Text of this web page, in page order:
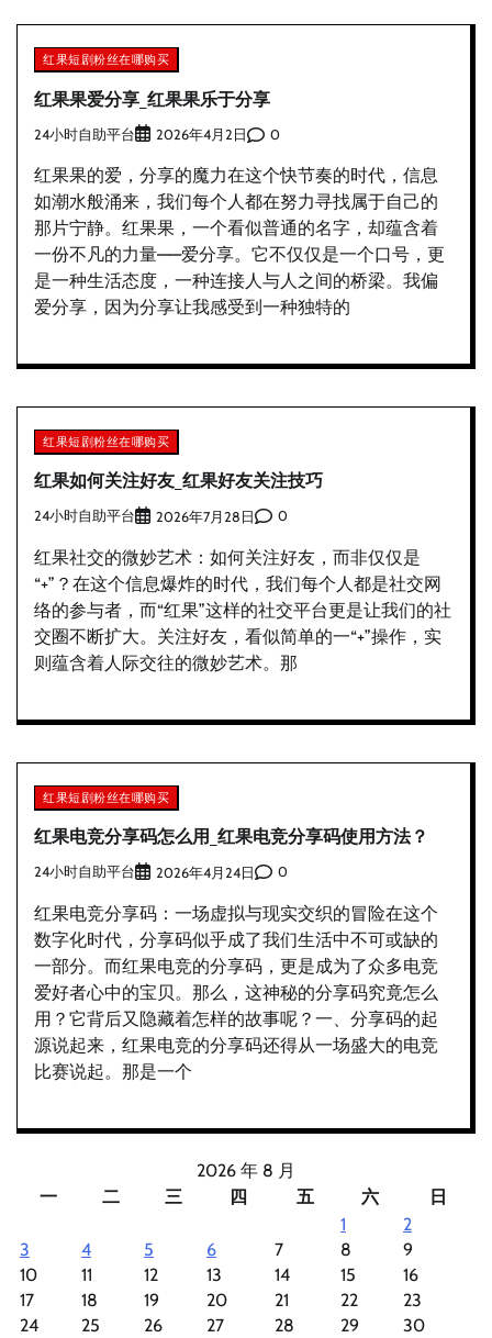
红果短剧粉丝在哪购买
红果果爱分享_红果果乐于分享
24小时自助平台 2026年4月2日 0
红果果的爱，分享的魔力在这个快节奏的时代，信息
如潮水般涌来，我们每个人都在努力寻找属于自己的
那片宁静。红果果，一个看似普通的名字，却蕴含着
一份不凡的力量——爱分享。它不仅仅是一个口号，更
是一种生活态度，一种连接人与人之间的桥梁。我偏
爱分享，因为分享让我感受到一种独特的
红果短剧粉丝在哪购买
红果如何关注好友_红果好友关注技巧
24小时自助平台 2026年7月28日 0
红果社交的微妙艺术：如何关注好友，而非仅仅是
“+”？在这个信息爆炸的时代，我们每个人都是社交网
络的参与者，而“红果”这样的社交平台更是让我们的社
交圈不断扩大。关注好友，看似简单的一“+”操作，实
则蕴含着人际交往的微妙艺术。那
红果短剧粉丝在哪购买
红果电竞分享码怎么用_红果电竞分享码使用方法？
24小时自助平台 2026年4月24日 0
红果电竞分享码：一场虚拟与现实交织的冒险在这个
数字化时代，分享码似乎成了我们生活中不可或缺的
一部分。而红果电竞的分享码，更是成为了众多电竞
爱好者心中的宝贝。那么，这神秘的分享码究竟怎么
用？它背后又隐藏着怎样的故事呢？一、分享码的起
源说起来，红果电竞的分享码还得从一场盛大的电竞
比赛说起。那是一个
2026 年 8 月
一
二 三 四 五 六
日
1
2
3
4 5 6 7 8
9
10
11 12 13 14 15
16
17
18 19 20 21 22
23
24
25 26 27 28 29
30